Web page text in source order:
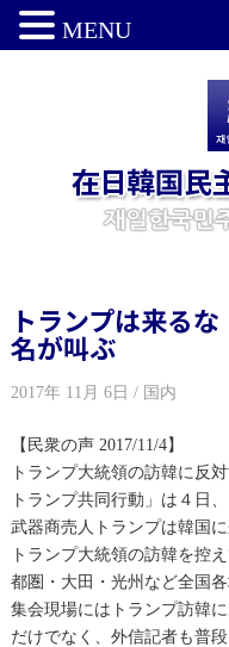
トランプは来る
名が叫ぶ
2017年 11月 6日 / 国内
【民衆の声 2017/11/4】
トランプ大統領の訪韓に反
トランプ共同行動」は４日
武器商売人トランプは韓国
トランプ大統領の訪韓を控
都圏・大田・光州など全国
集会現場にはトランプ訪韓
だけでなく、外信記者も普段
MENU